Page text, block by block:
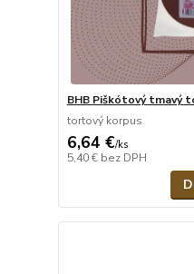
BHB Piškótový tmavý
tortový korpus
6,64 €/ks
5,40 € bez DPH